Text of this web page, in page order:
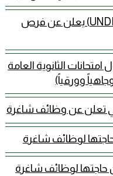
برنامج الأمم المتحدة الإنمائي (UNDP) يعلن عن فرص
امتحانات الثانوية العامة
وورقياً)
تعلن عن وظائف شاغرة
لوظائف شاغرة
لوظائف شاغرة